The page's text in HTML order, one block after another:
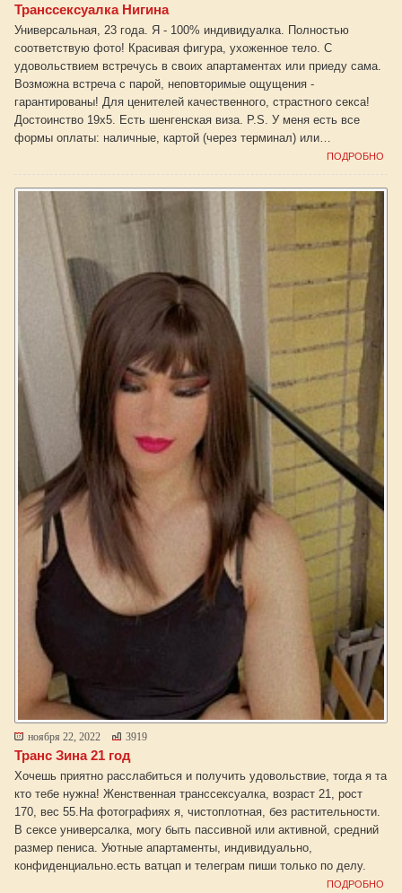
Транссексуалка Нигина
Универсальная, 23 года. Я - 100% индивидуалка. Полностью
соответствую фото! Красивая фигура, ухоженное тело. С
удовольствием встречусь в своих апартаментах или приеду сама.
Возможна встреча с парой, неповторимые ощущения -
гарантированы! Для ценителей качественного, страстного секса!
Достоинство 19x5. Есть шенгенская виза. P.S. У меня есть все
формы оплаты: наличные, картой (через терминал) или…
ПОДРОБНО
ноября 22, 2022 3919
Транс Зина 21 год
Хочешь приятно расслабиться и получить удовольствие, тогда я та
кто тебе нужна! Женственная транссексуалка, возраст 21, рост
170, вес 55.На фотографиях я, чистоплотная, без растительности.
В сексе универсалка, могу быть пассивной или активной, средний
размер пениса. Уютные апартаменты, индивидуально,
конфиденциально.есть ватцап и телеграм пиши только по делу.
ПОДРОБНО